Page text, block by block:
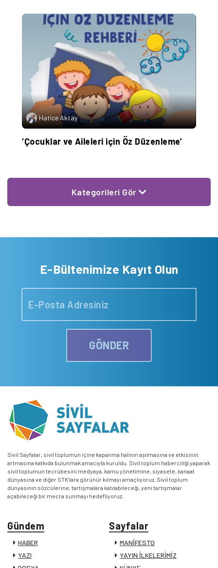
Hatice Aktay
‘Çocuklar ve Aileleri için Öz Düzenleme’
Kategorileri Gör
E-Bültenimize Kayıt Olun
GÖNDER
Sivil Sayfalar, sivil toplumun içine kapanma halinin aşılmasına ve etkisinin
artmasına katkıda bulunmak amacıyla kuruldu. Sivil toplum haberciliği yaparak
sivil toplumun tecrübesini medyaya, kamu yönetimine, siyasete, kanaat
dünyasına ve diğer STK’lara görünür kılmayı amaçlıyoruz. Sivil toplum
dünyasının sözcülerine, tartışmalara katılabileceği, yeni tartışmalar
açabileceği bir mecra sunmayı hedefliyoruz.
Gündem
HABER
YAZI
Sayfalar
MANİFESTO
YAYIN İLKELERİMİZ